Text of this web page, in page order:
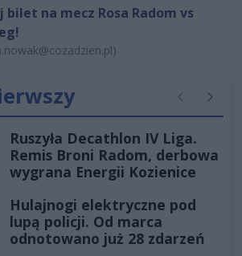
bilet na mecz Rosa Radom vs
)
Poprzednie
Ruszyła Decathlon IV Liga.
Remis Broni Radom, derbowa
wygrana Energii Kozienice
Hulajnogi elektryczne pod
lupą policji. Od marca
odnotowano już 28 zdarzeń